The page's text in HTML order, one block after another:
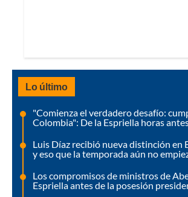
Lo último
"Comienza el verdadero desafío:
Colombia": De la Espriella horas
Luis Díaz recibió nueva distinción en
y eso que la temporada aún no
Los compromisos de ministros de
Espriella antes de la posesión